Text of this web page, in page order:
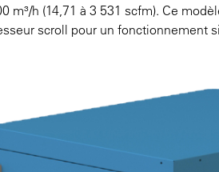
m³/h (14,71 à 3 531 scfm). Ce
scroll pour un fonctionnement